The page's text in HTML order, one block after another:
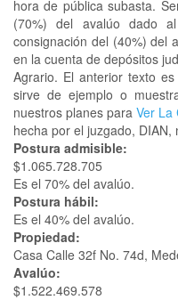
hora de pública subasta.
(70%) del avalúo dado
consignación del (40%) del
en la cuenta de depósitos
Agrario. El anterior texto
sirve de ejemplo o
nuestros planes para Ver La
hecha por el juzgado,
Postura admisible:
$1.065.728.705
Es el 70% del avalúo.
Postura hábil:
Es el 40% del avalúo.
Propiedad:
Casa Calle 32f No. 74d,
Avalúo:
$1.522.469.578